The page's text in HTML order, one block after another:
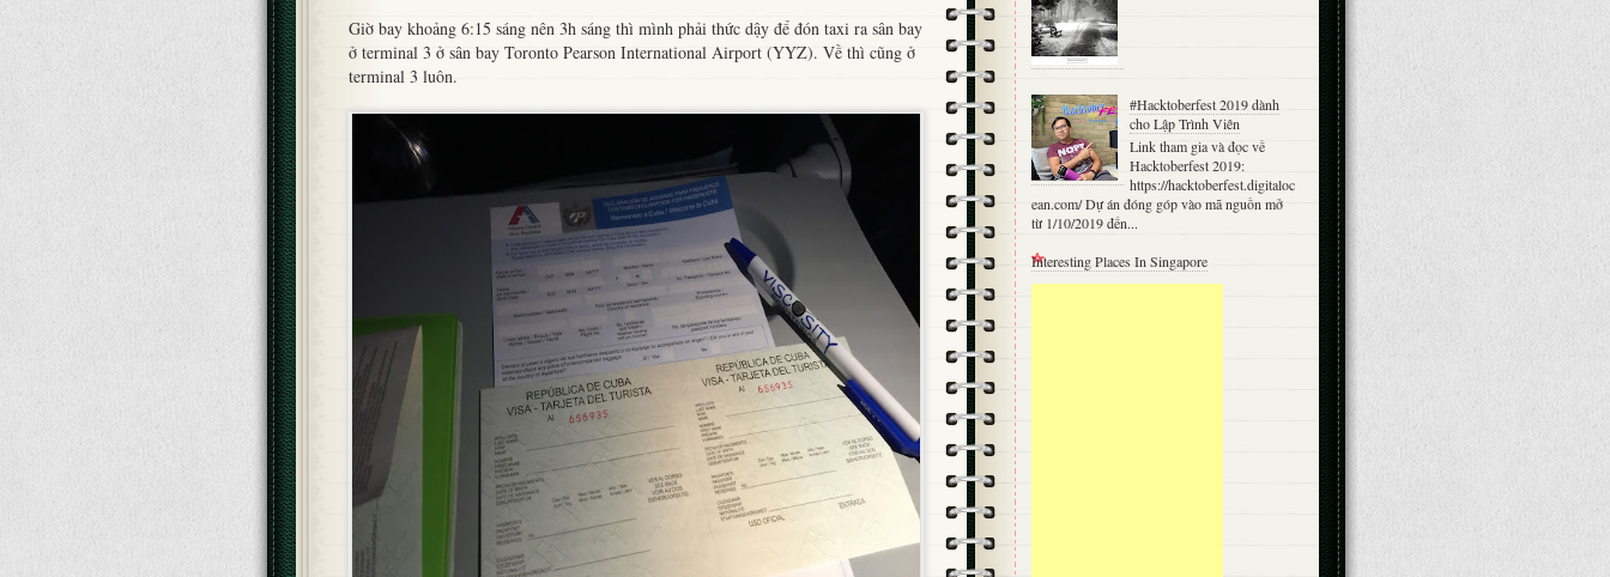
Giờ bay khoảng 6:15 sáng nên 3h sáng thì mình phải thức dậy để đón taxi ra sân bay
ở terminal 3 ở sân bay Toronto Pearson International Airport (YYZ). Về thì cũng ở
terminal 3 luôn.
#Hacktoberfest 2019 dành
cho Lập Trình Viên
Link tham gia và đọc về
Hacktoberfest 2019:
https://hacktoberfest.digitaloc
ean.com/ Dự án đóng góp vào mã nguồn mở
từ 1/10/2019 đến...
Interesting Places In Singapore